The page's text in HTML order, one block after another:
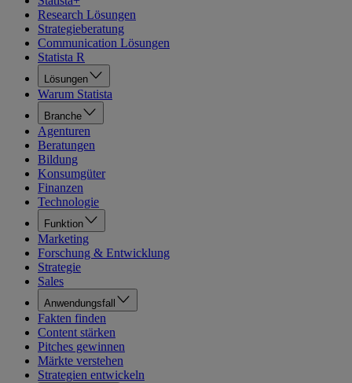
Research Lösungen
Strategieberatung
Communication Lösungen
Statista R
Lösungen
Warum Statista
Branche
Agenturen
Beratungen
Bildung
Konsumgüter
Finanzen
Technologie
Funktion
Marketing
Forschung & Entwicklung
Strategie
Sales
Anwendungsfall
Fakten finden
Content stärken
Pitches gewinnen
Märkte verstehen
Strategien entwickeln